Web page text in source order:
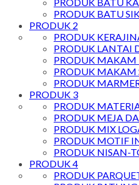
PRODUK BATU
PRODUK 2
PRODUK
PRODUK LANTAI
PRODUK MAKAM
PRODUK MAKAM
PRODUK
PRODUK 3
PRODUK
PRODUK MEJA
PRODUK MIX
PRODUK MOTIF
PRODUK NISAN-
PRODUK 4
PRODUK